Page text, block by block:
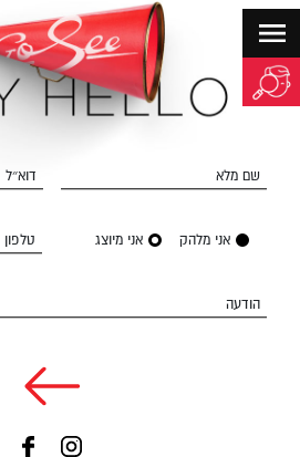
שם מלא דוא״ל
אני מלהק אני מיוצג טלפון
הודעה